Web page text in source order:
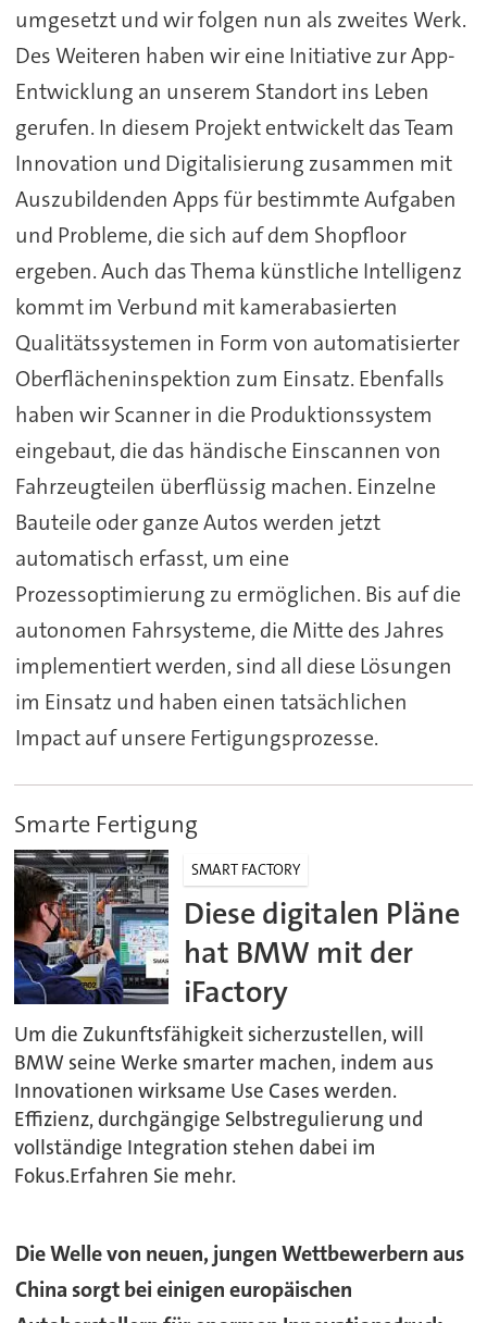
umgesetzt und wir folgen nun als zweites Werk.
Des Weiteren haben wir eine Initiative zur App-
Entwicklung an unserem Standort ins Leben
gerufen. In diesem Projekt entwickelt das Team
Innovation und Digitalisierung zusammen mit
Auszubildenden Apps für bestimmte Aufgaben
und Probleme, die sich auf dem Shopfloor
ergeben. Auch das Thema künstliche Intelligenz
kommt im Verbund mit kamerabasierten
Qualitätssystemen in Form von automatisierter
Oberflächeninspektion zum Einsatz. Ebenfalls
haben wir Scanner in die Produktionssystem
eingebaut, die das händische Einscannen von
Fahrzeugteilen überflüssig machen. Einzelne
Bauteile oder ganze Autos werden jetzt
automatisch erfasst, um eine
Prozessoptimierung zu ermöglichen. Bis auf die
autonomen Fahrsysteme, die Mitte des Jahres
implementiert werden, sind all diese Lösungen
im Einsatz und haben einen tatsächlichen
Impact auf unsere Fertigungsprozesse.
Smarte Fertigung
SMART FACTORY
Diese digitalen Pläne
hat BMW mit der
iFactory
Um die Zukunftsfähigkeit sicherzustellen, will
BMW seine Werke smarter machen, indem aus
Innovationen wirksame Use Cases werden.
Effizienz, durchgängige Selbstregulierung und
vollständige Integration stehen dabei im
Fokus.Erfahren Sie mehr.
Die Welle von neuen, jungen Wettbewerbern aus
China sorgt bei einigen europäischen